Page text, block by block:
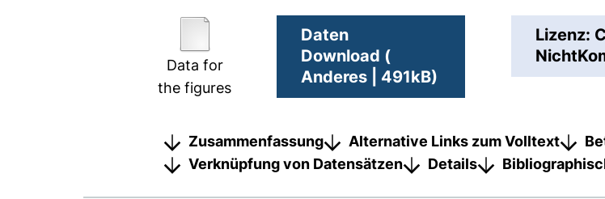
Data for
the figures
Daten
Download (
Anderes | 491kB)
Lizenz:
Zusammenfassung Alternative Links zum Volltext
Verknüpfung von Datensätzen
Details